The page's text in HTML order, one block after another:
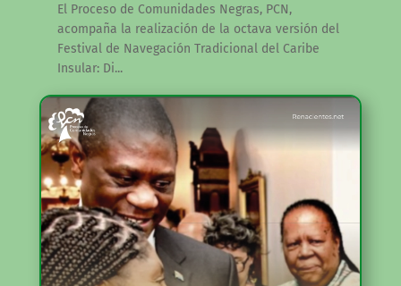
El Proceso de Comunidades Negras, PCN,
acompaña la realización de la octava versión del
Festival de Navegación Tradicional del Caribe
Insular: Di...